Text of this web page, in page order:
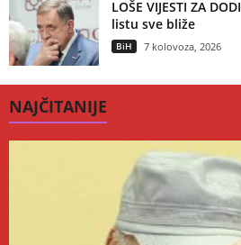
LOŠE VIJESTI ZA
listu sve bliže
BiH 7 kolovoza, 2026
NAJČITANIJE